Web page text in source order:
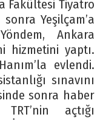
Fakültesi Tiyatro
Yeşilçam’a
Ankara
hizmetini yaptı.
evlendi.
sınavını
sonra haber
açtığı